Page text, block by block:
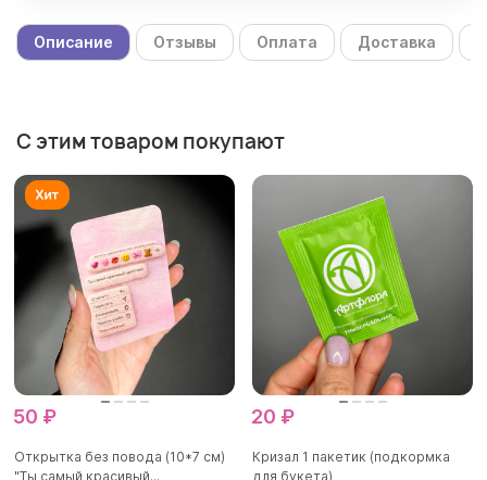
Описание Отзывы Оплата Доставка
С этим товаром покупают
50 ₽
Открытка без повода (10*7 см)
"Ты самый красивый...
20 ₽
Кризал 1 пакетик (подкормка
для букета)